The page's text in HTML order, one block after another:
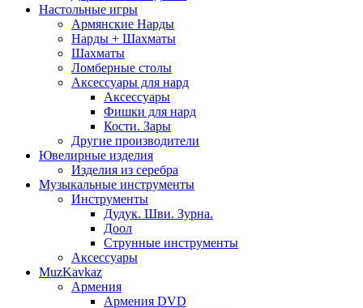
Настольные игры
Армянские Нарды
Нарды + Шахматы
Шахматы
Ломберные столы
Аксессуары для нард
Аксессуары
Фишки для нард
Кости. Зары
Другие производители
Ювелирные изделия
Изделия из серебра
Музыкальные инструменты
Инструменты
Дудук. Шви. Зурна.
Доол
Струнные инструменты
Аксессуары
MuzKavkaz
Армения
Армения DVD